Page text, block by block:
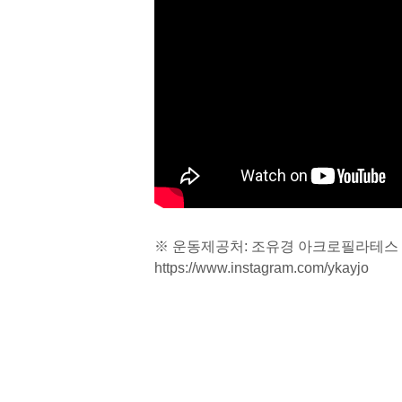
※ 운동제공처: 조유경 아크로필라테스
https://www.instagram.com/ykayjo